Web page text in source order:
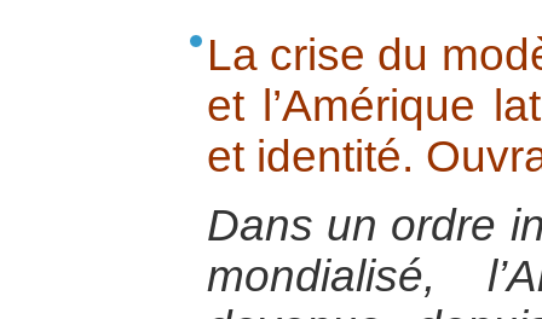
La crise du
et l’Amérique
et identité.
Dans un ordre
mondialisé,